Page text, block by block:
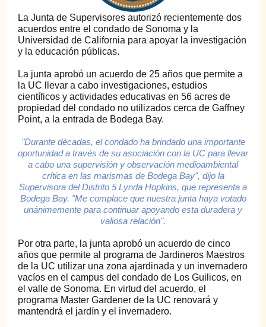
La Junta de Supervisores autorizó recientemente dos
acuerdos entre el condado de Sonoma y la
Universidad de California para apoyar la investigación
y la educación públicas.
La junta aprobó un acuerdo de 25 años que permite a
la UC llevar a cabo investigaciones, estudios
científicos y actividades educativas en 56 acres de
propiedad del condado no utilizados cerca de Gaffney
Point, a la entrada de Bodega Bay.
"Durante décadas, el condado ha brindado una importante
oportunidad a través de su asociación con la UC para llevar
a cabo una supervisión y observación medioambiental
crítica en las marismas de Bodega Bay", dijo la
Supervisora del Distrito 5 Lynda Hopkins, que representa a
Bodega Bay. "Me complace que nuestra junta haya votado
unánimemente para continuar apoyando esta duradera y
valiosa relación".
Por otra parte, la junta aprobó un acuerdo de cinco
años que permite al programa de Jardineros Maestros
de la UC utilizar una zona ajardinada y un invernadero
vacíos en el campus del condado de Los Guilicos, en
el valle de Sonoma. En virtud del acuerdo, el
programa Master Gardener de la UC renovará y
mantendrá el jardín y el invernadero.